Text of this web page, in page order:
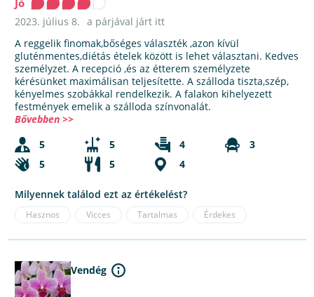
Jó
2023. július 8. a párjával járt itt
A reggelik finomak,bőséges választék ,azon kívül
gluténmentes,diétás ételek között is lehet választani. Kedves
személyzet. A recepció ,és az étterem személyzete
kérésünket maximálisan teljesítette. A szálloda tiszta,szép,
kényelmes szobákkal rendelkezik. A falakon kihelyezett
festmények emelik a szálloda színvonalát.
Bővebben >>
5
5 4
3
5
5 4
Milyennek találod ezt az értékelést?
Hasznos Vicces Tartalmas Érdekes
Vendég